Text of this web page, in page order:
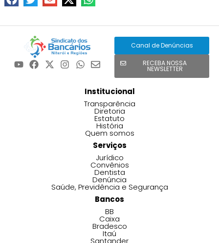
Canal de Denúncias
RECEBA NOSSA
NEWSLETTER
Institucional
Transparência
Diretoria
Estatuto
História
Quem somos
Serviços
Jurídico
Convênios
Dentista
Denúncia
Saúde, Previdência e Segurança
Bancos
BB
Caixa
Bradesco
Itaú
Santander